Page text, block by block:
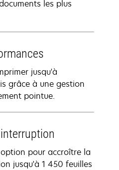
les plus
jusqu'à
grâce à une gestion
pointue.
pour accroître la
jusqu'à 1 450 feuilles